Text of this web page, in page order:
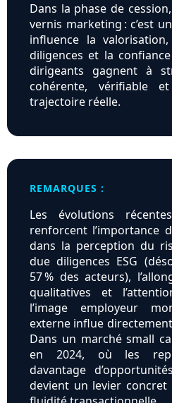
Dans la phase de
vernis marketing : c’est
influence la
diligences et la
dirigeants gagnent à
cohérente, vérifiable
trajectoire réelle.
REMARQUES :
Les évolutions
renforcent l’importance
dans la perception du
due diligences ESG
57 % des acteurs),
qualitatives et
l’image employeur
externe influe
Dans un marché small
en 2024, où les
davantage
devient un levier